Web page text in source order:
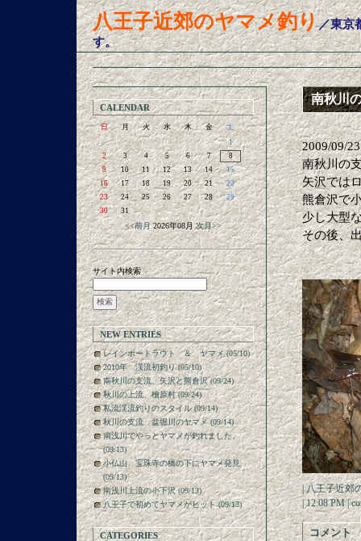
八王子近郊のヤマメ釣り／東京
す。
南秋川
2009/09/23
南秋川の
矢沢では
熊倉沢で
少し大型
その後、
|八王子近郊
| 12:08 PM |
コメント
CALENDAR
日 月 火 水 木 金
土
1
2
3 4 5 6 7
8
9
10 11 12 13 14
15
16
17 18 19 20 21
22
23
24 25 26 27 28
29
30
31
<<前月2026年08月次月>>
サイト内検索
NEW ENTRIES
レインボートラウト ＆ ヤマメ (05/10)
2010年 渓流初釣り (05/10)
南秋川の支流、矢沢と熊倉沢 (09/24)
秋川の上流、檜原村 (09/24)
私流渓流釣りのスタイル (09/14)
秋川の支流 盆堀川のヤマメ (09/14)
南浅川でやっとヤマメが釣れました。
(09/13)
小仏山 宝珠寺の橋の下にヤマメ発見
(09/13)
南浅川上流の小下沢 (09/13)
八王子で初めてヤマメがヒット (09/13)
CATEGORIES